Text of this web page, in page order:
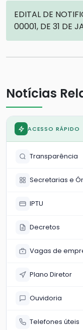
EDITAL DE
00001, DE 31 DE
Notícias
ACESSO RÁPIDO
Transparência
Secretarias e
IPTU
Decretos
Vagas de
Plano Diretor
Ouvidoria
Telefones úteis